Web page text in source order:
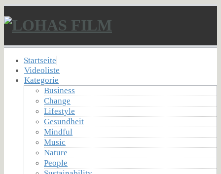
Startseite
Videoliste
Kategorie
Business
Change
Lifestyle
Gesundheit
Mindful
Music
Nature
People